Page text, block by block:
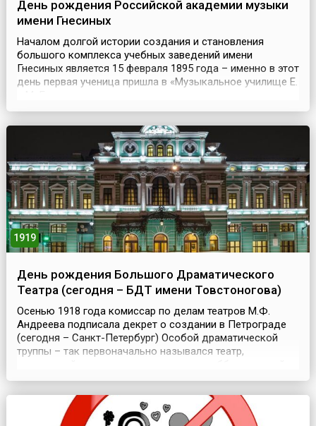
День рождения Российской академии музыки
имени Гнесиных
Началом долгой истории создания и становления
большого комплекса учебных заведений имени
Гнесиных является 15 февраля 1895 года – именно в этот
день первая ученица пришла в «Музыкальное училище Е.
музыкальных учебных заведений, активно
15 февраля отмечается как традиционный праздник
гнесинцев – всех во...
1919
День рождения Большого Драматического
Театра (сегодня – БДТ имени Товстоногова)
Осенью 1918 года комиссар по делам театров М.Ф.
Андреева подписала декрет о создании в Петрограде
(сегодня – Санкт-Петербург) Особой драматической
труппы – так первоначально назывался театр,
БДТ. Большой драматический театр открылся 15
начав свои выступления в Оперной студии
Консерватории. ...